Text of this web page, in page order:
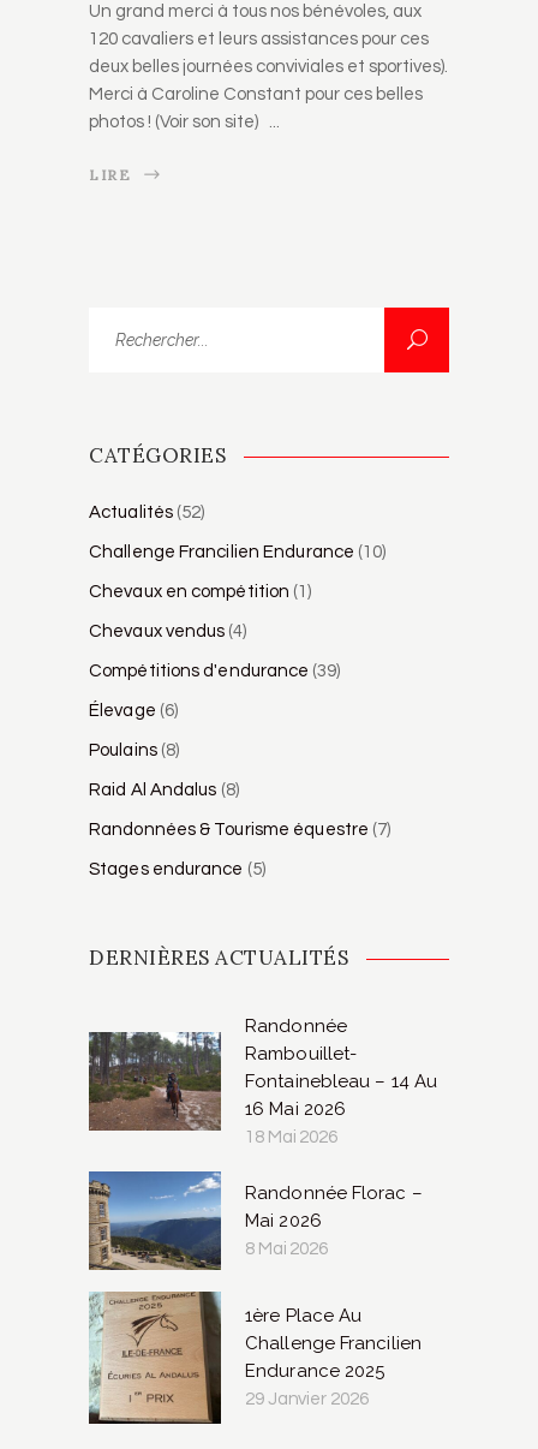
Un grand merci à tous nos bénévoles, aux
120 cavaliers et leurs assistances pour ces
deux belles journées conviviales et sportives).
Merci à Caroline Constant pour ces belles
photos ! (Voir son site)
LIRE
CATÉGORIES
Actualités (52)
Challenge Francilien Endurance (10)
Chevaux en compétition (1)
Chevaux vendus (4)
Compétitions d'endurance (39)
Élevage (6)
Poulains(8)
Raid Al Andalus (8)
Randonnées & Tourisme équestre (7)
Stages endurance (5)
DERNIÈRES ACTUALITÉS
Randonnée
Rambouillet-
Fontainebleau – 14 Au
16 Mai 2026
18 Mai 2026
Randonnée Florac –
Mai 2026
8 Mai 2026
1ère Place Au
Challenge Francilien
Endurance 2025
29 Janvier 2026